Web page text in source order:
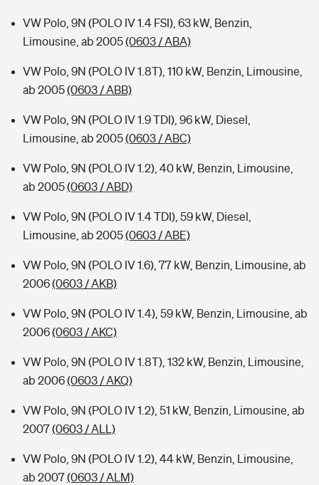
VW Polo, 9N (POLO IV 1.4 FSI), 63 kW, Benzin,
Limousine, ab 2005(0603 / ABA)
VW Polo, 9N (POLO IV 1.8T), 110 kW, Benzin, Limousine,
ab 2005(0603 / ABB)
VW Polo, 9N (POLO IV 1.9 TDI), 96 kW, Diesel,
Limousine, ab 2005(0603 / ABC)
VW Polo, 9N (POLO IV 1.2), 40 kW, Benzin, Limousine,
ab 2005(0603 / ABD)
VW Polo, 9N (POLO IV 1.4 TDI), 59 kW, Diesel,
Limousine, ab 2005(0603 / ABE)
VW Polo, 9N (POLO IV 1.6), 77 kW, Benzin, Limousine, ab
2006(0603 / AKB)
VW Polo, 9N (POLO IV 1.4), 59 kW, Benzin, Limousine, ab
2006(0603 / AKC)
VW Polo, 9N (POLO IV 1.8T), 132 kW, Benzin, Limousine,
ab 2006(0603 / AKQ)
VW Polo, 9N (POLO IV 1.2), 51 kW, Benzin, Limousine, ab
2007(0603 / ALL)
VW Polo, 9N (POLO IV 1.2), 44 kW, Benzin, Limousine,
ab 2007(0603 / ALM)